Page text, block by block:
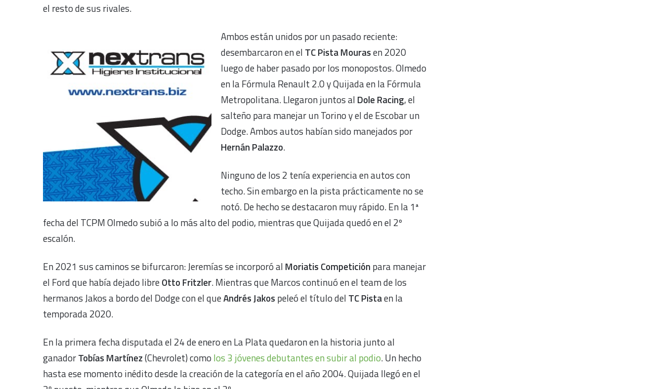
el resto de sus rivales.
Ambos están unidos por un pasado reciente:
desembarcaron en el TC Pista Mourasen 2020
luego de haber pasado por los monopostos. Olmedo
en la Fórmula Renault 2.0 y Quijada en la Fórmula
Metropolitana. Llegaron juntos al Dole Racing, el
salteño para manejar un Torino y el de Escobar un
Dodge. Ambos autos habían sido manejados por
Hernán Palazzo.
Ninguno de los 2 tenía experiencia en autos con
techo. Sin embargo en la pista prácticamente no se
notó. De hecho se destacaron muy rápido. En la 1ª
fecha del TCPM Olmedo subió a lo más alto del podio, mientras que Quijada quedó en el 2º
escalón.
En 2021 sus caminos se bifurcaron: Jeremías se incorporó al Moriatis Competición para manejar
el Ford que había dejado libreOtto Fritzler. Mientras que Marcos continuó en el team de los
hermanos Jakos a bordo del Dodge con el queAndrés Jakos peleó el título del TC Pistaen la
temporada 2020.
En la primera fecha disputada el 24 de enero en La Plata quedaron en la historia junto al
ganadorTobías Martínez(Chevrolet) como los 3 jóvenes debutantes en subir al podio. Un hecho
hasta ese momento inédito desde la creación de la categoría en el año 2004. Quijada llegó en el